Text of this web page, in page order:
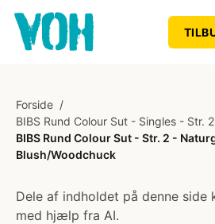
Forside /
BIBS Rund Colour Sut - Singles - Str.
BIBS Rund Colour Sut - Str. 2 -
Blush/Woodchuck
Dele af indholdet på denne side
med hjælp fra AI.